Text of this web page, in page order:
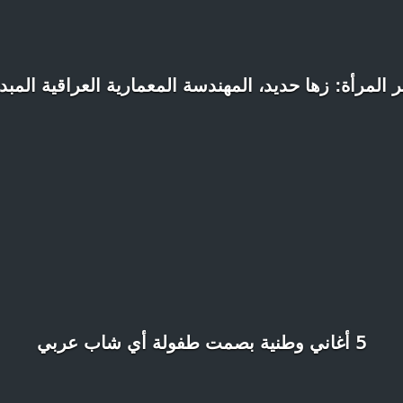
المرأة: زها حديد، المهندسة المعمارية العراقية
5 أغاني وطنية بصمت طفولة أي شاب عربي